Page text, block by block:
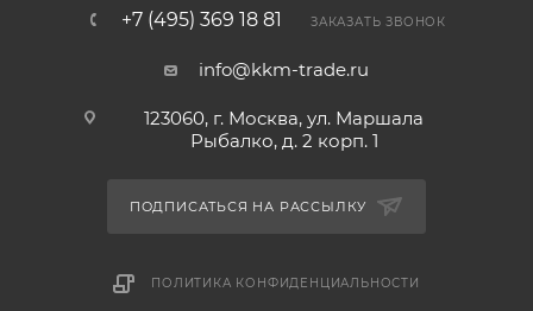
+7 (495) 369 18 81 ЗАКАЗАТЬ ЗВОНОК
info@kkm-trade.ru
123060, г. Москва, ул. Маршала
Рыбалко, д. 2 корп. 1
ПОДПИСАТЬСЯ НА РАССЫЛКУ
ПОЛИТИКА КОНФИДЕНЦИАЛЬНОСТИ